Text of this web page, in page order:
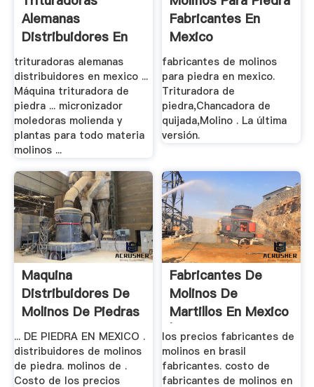
Alemanas
Distribuidores En
Mexico ...
trituradoras alemanas
distribuidores en mexico ...
Máquina trituradora de
piedra ... micronizador
moledoras molienda y
plantas para todo materia
molinos ...
Fabricantes En
Mexico
fabricantes de molinos
para piedra en mexico.
Trituradora de
piedra,Chancadora de
quijada,Molino . La última
versión.
Maquina
Distribuidores De
Molinos De Piedras
Venta
... DE PIEDRA EN MEXICO .
distribuidores de molinos
de piedra. molinos de .
Costo de los precios
Fabricantes De
Molinos De
Martillos En Mexico
| .
los precios fabricantes de
molinos en brasil
fabricantes. costo de
fabricantes de molinos en